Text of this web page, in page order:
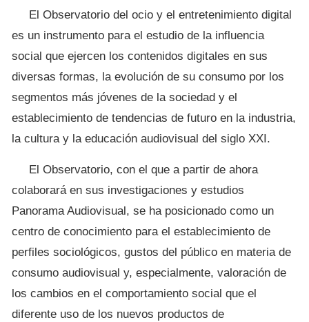
El Observatorio del ocio y el entretenimiento digital
es un instrumento para el estudio de la influencia
social que ejercen los contenidos digitales en sus
diversas formas, la evolución de su consumo por los
segmentos más jóvenes de la sociedad y el
establecimiento de tendencias de futuro en la industria,
la cultura y la educación audiovisual del siglo XXI.
El Observatorio, con el que a partir de ahora
colaborará en sus investigaciones y estudios
Panorama Audiovisual, se ha posicionado como un
centro de conocimiento para el establecimiento de
perfiles sociológicos, gustos del público en materia de
consumo audiovisual y, especialmente, valoración de
los cambios en el comportamiento social que el
diferente uso de los nuevos productos de